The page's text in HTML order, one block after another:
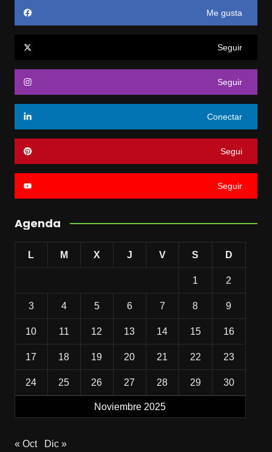
Me gusta
Seguir
Seguir
Conectar
Segui
Seguir
Agenda
Noviembre 2025
L M X J V S D
1 2
3 4 5 6 7 8 9
10 11 12 13 14 15 16
17 18 19 20 21 22 23
24 25 26 27 28 29 30
« Oct Dic »